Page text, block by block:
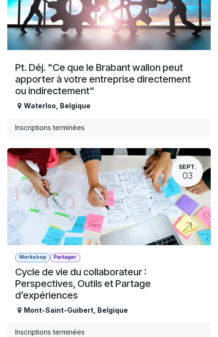
Pt. Déj. "Ce que le Brabant wallon peut
apporter à votre entreprise directement
ou indirectement"
Waterloo Belgique
Inscriptions terminées
SEPT.
03
Workshop Partager
Cycle de vie du collaborateur :
Perspectives, Outils et Partage
d’expériences
Mont-Saint-Guibert Belgique
Inscriptions terminées